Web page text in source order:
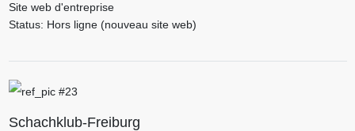
Site web d'entreprise
Status: Hors ligne (nouveau site web)
Schachklub-Freiburg